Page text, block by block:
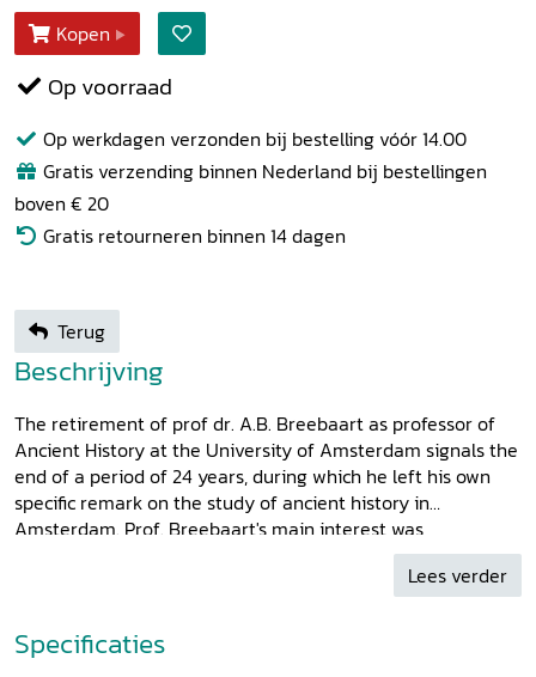
Kopen
Op voorraad
Op werkdagen verzonden bij bestelling vóór 14.00
Gratis verzending binnen Nederland bij bestellingen
boven € 20
Gratis retourneren binnen 14 dagen
Terug
Beschrijving
The retirement of prof dr. A.B. Breebaart as professor of
Ancient History at the University of Amsterdam signals the
end of a period of 24 years, during which he left his own
specific remark on the study of ancient history in
Amsterdam. Prof. Breebaart's main interest was
historiography. In all of his articles he deals with the
question of how Ancient authors treated their past. On the
History has decided to publish a number of prof.
Breebaart's articles in one volume. They offer an insight
Lees verder
Specificaties